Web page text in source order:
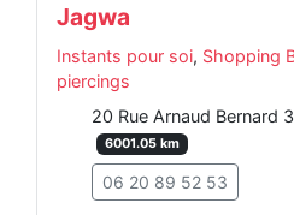
Jagwa
Instants pour soi, Shopping
piercings
20 Rue Arnaud Bernard
6001.05 km
06 20 89 52 53